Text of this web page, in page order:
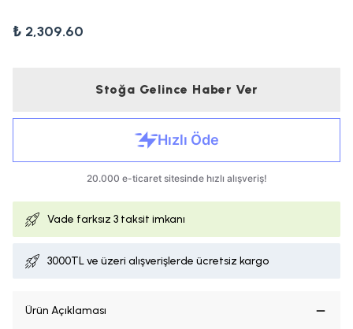
₺ 2,309.60
Stoğa Gelince Haber Ver
Vade farksız 3 taksit imkanı
3000TL ve üzeri alışverişlerde ücretsiz kargo
Ürün Açıklaması